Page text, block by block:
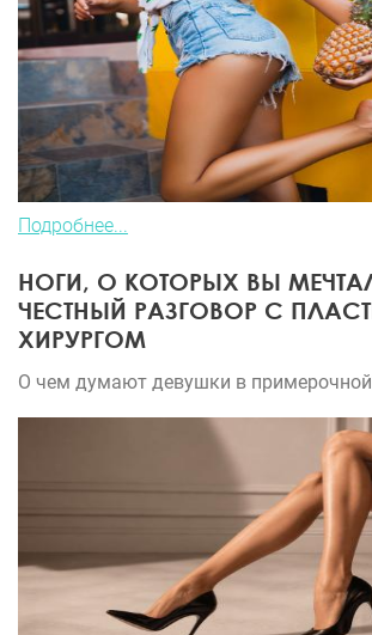
Подробнее...
НОГИ, О КОТОРЫХ ВЫ
ЧЕСТНЫЙ РАЗГОВОР С
ХИРУРГОМ
О чем думают девушки в